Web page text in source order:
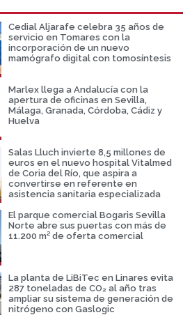
Cedial Aljarafe celebra 35 años de
servicio en Tomares con la
incorporación de un nuevo
mamógrafo digital con tomosíntesis
Marlex llega a Andalucía con la
apertura de oficinas en Sevilla,
Málaga, Granada, Córdoba, Cádiz y
Huelva
Salas Lluch invierte 8,5 millones de
euros en el nuevo hospital Vitalmed
de Coria del Río, que aspira a
convertirse en referente en
asistencia sanitaria especializada
El parque comercial Bogaris Sevilla
Norte abre sus puertas con más de
11.200 m² de oferta comercial
La planta de LiBiTec en Linares evita
287 toneladas de CO₂ al año tras
ampliar su sistema de generación de
nitrógeno con Gaslogic